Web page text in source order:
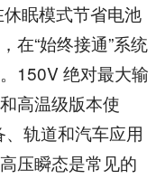
眠模式节省电池
在“始终接通”系统
150V 绝对最大输
高温级版本使
轨道和汽车应用
压瞬态是常见的